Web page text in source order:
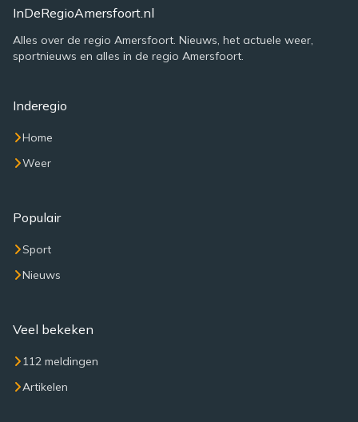
InDeRegioAmersfoort.nl
Alles over de regio Amersfoort. Nieuws, het actuele weer,
sportnieuws en alles in de regio Amersfoort.
Inderegio
Home
Weer
Populair
Sport
Nieuws
Veel bekeken
112 meldingen
Artikelen